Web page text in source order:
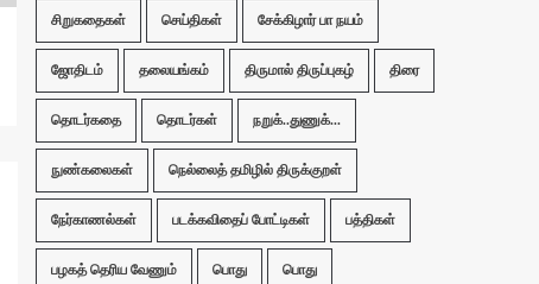
சிறுகதைகள் செய்திகள் சேக்கிழார் பா நயம்
ஜோதிடம் தலையங்கம் திருமால் திருப்புகழ் திரை
தொடர்கதை தொடர்கள் நறுக்..துணுக்...
நுண்கலைகள் நெல்லைத் தமிழில் திருக்குறள்
நேர்காணல்கள் படக்கவிதைப் போட்டிகள் பத்திகள்
பழகத் தெரிய வேணும் பொது பொது